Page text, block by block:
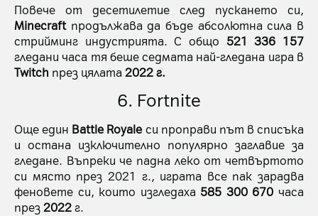
Повече от десетилетие след пускането си,
Minecraftпродължава да бъде абсолютна сила в
стрийминг индустрията. С общо 521 336 157
гледани часа тя беше седмата най-гледана игра в
Twitch през цялата 2022 г.
6. Fortnite
Още един Battle Royale си проправи път в списъка
и остана изключително популярно заглавие за
гледане. Въпреки че падна леко от четвъртото
си място през 2021 г., играта все пак зарадва
феновете си, които изгледаха 585 300 670 часа
през2022г.